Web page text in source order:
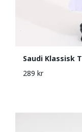
Saudi Klassisk
289 kr